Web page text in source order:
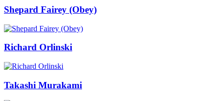
Shepard Fairey (Obey)
Richard Orlinski
Takashi Murakami